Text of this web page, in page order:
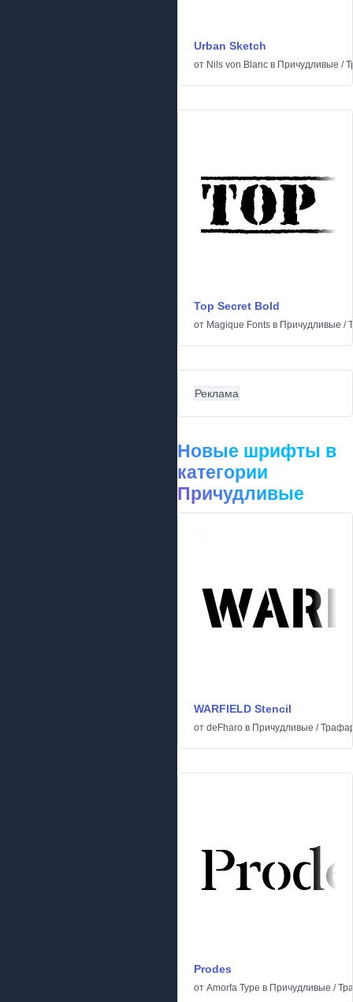
Urban Sketch
от Nils von Blanc в Причудливые /
Top Secret Bold
от Magique Fonts в Причудливые /
Реклама
Новые шрифты в
категории
Причудливые
WARFIELD Stencil
от deFharo в Причудливые /
Prodes
от Amorfa Type в Причудливые /